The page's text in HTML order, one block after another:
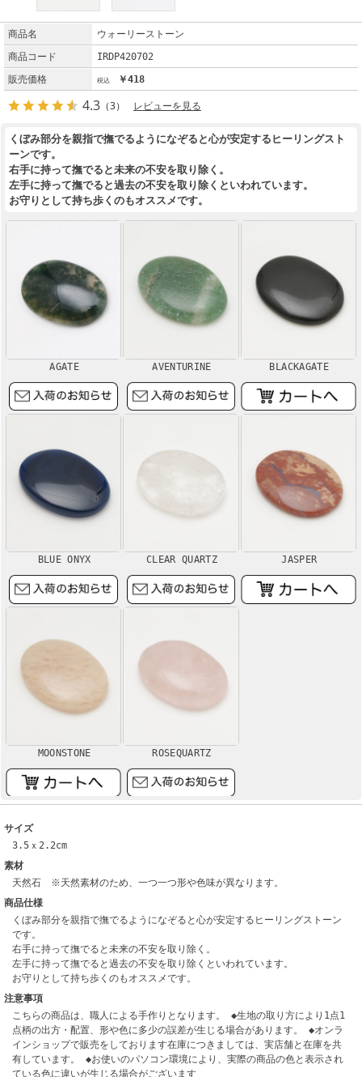
商品名
ウォーリーストーン
商品コード
IRDP420702
販売価格
￥418
4.3 （3） レビューを見る
くぼみ部分を親指で撫でるようになぞると心が安定するヒーリングスト
ーンです。
右手に持って撫でると未来の不安を取り除く。
左手に持って撫でると過去の不安を取り除くといわれています。
お守りとして持ち歩くのもオススメです。
AGATE AVENTURINE BLACKAGATE
BLUE ONYX CLEAR QUARTZ JASPER
MOONSTONE ROSEQUARTZ
サイズ
3.5ｘ2.2cm
素材
天然石 ※天然素材のため、一つ一つ形や色味が異なります。
商品仕様
くぼみ部分を親指で撫でるようになぞると心が安定するヒーリングストーン
です。
右手に持って撫でると未来の不安を取り除く。
左手に持って撫でると過去の不安を取り除くといわれています。
お守りとして持ち歩くのもオススメです。
注意事項
こちらの商品は、職人による手作りとなります。 ◆生地の取り方により1点1
点柄の出方・配置、形や色に多少の誤差が生じる場合があります。 ◆オンラ
インショップで販売をしております在庫につきましては、実店舗と在庫を共
有しています。 ◆お使いのパソコン環境により、実際の商品の色と表示され
ている色に違いが生じる場合がございます